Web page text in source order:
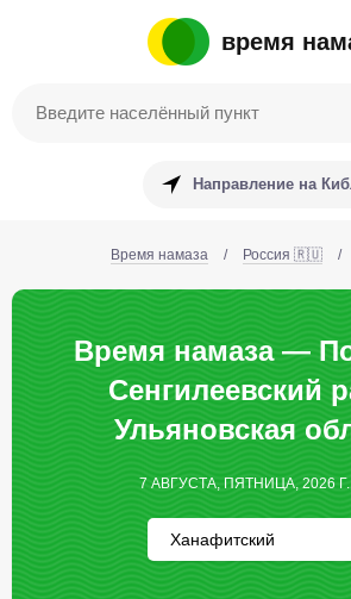
время
Направление на
Время намаза / Россия 🇷🇺 /
Время намаза —
Сенгилеевский
Ульяновская
7 АВГУСТА, ПЯТНИЦА, 2026